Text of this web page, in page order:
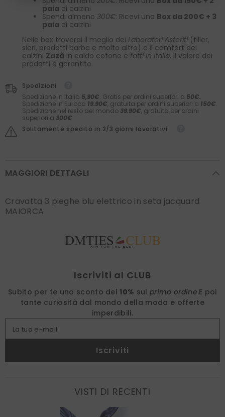
paia di calzini
Spendi almeno 300€: Ricevi una Box da 200€ + 3
paia di calzini
Nelle box troverai il meglio dei Laboratori Asteriti (filler,
sieri, prodotti barba e molto altro) e il comfort dei
calzini Zazà in caldo cotone e fatti in Italia. Il valore dei
prodotti è garantito.
Spedizioni
Spedizione in Italia 5,90€. Gratis per ordini superiori a 50€.
Spedizione in Europa 19.90€, gratuita per ordini superiori a 150€.
Spedizione nel resto del mondo 39.90€, gratuita per ordini
superiori a 300€
Solitamente spedito in 2/3 giorni lavorativi.
MAGGIORI DETTAGLI
Cravatta 3 pieghe blu elettrico in seta jacquard
MAIORCA
Iscriviti al CLUB
Subito per te uno sconto del 10% sulprimo ordine.E poi
tante curiosità dal mondo della moda e offerte
imperdibili.
La tua e-mail
Iscriviti
VISTI DI RECENTI